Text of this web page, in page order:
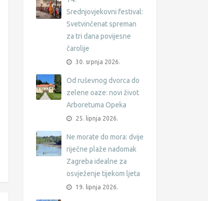
Srednjovjekovni festival:
Svetvinčenat spreman
za tri dana povijesne
čarolije
30. srpnja 2026.
Od ruševnog dvorca do
zelene oaze: novi život
Arboretuma Opeka
25. lipnja 2026.
Ne morate do mora: dvije
riječne plaže nadomak
Zagreba idealne za
osvježenje tijekom ljeta
19. lipnja 2026.